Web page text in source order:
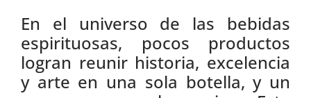
En el universo de las bebidas
espirituosas, pocos productos
logran reunir historia, excelencia
y arte en una sola botella, y un